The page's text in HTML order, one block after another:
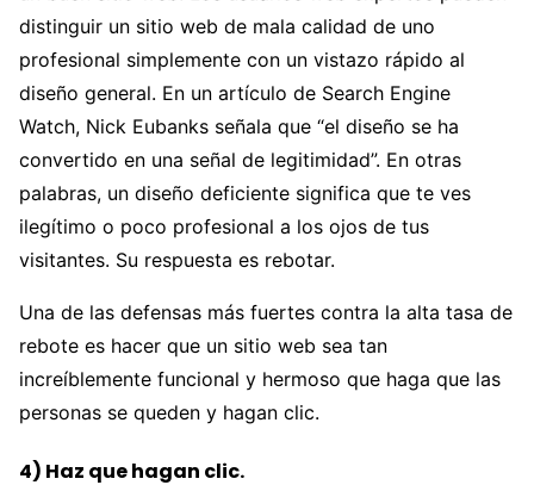
distinguir un sitio web de mala calidad de uno
profesional simplemente con un vistazo rápido al
diseño general. En un artículo de Search Engine
Watch, Nick Eubanks señala que “el diseño se ha
convertido en una señal de legitimidad”. En otras
palabras, un diseño deficiente significa que te ves
ilegítimo o poco profesional a los ojos de tus
visitantes. Su respuesta es rebotar.
Una de las defensas más fuertes contra la alta tasa de
rebote es hacer que un sitio web sea tan
increíblemente funcional y hermoso que haga que las
personas se queden y hagan clic.
4) Haz que hagan clic.